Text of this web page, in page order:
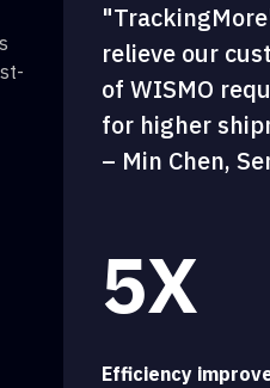
relieve our
of WISMO
for higher
– Min Chen,
5X
Efficiency